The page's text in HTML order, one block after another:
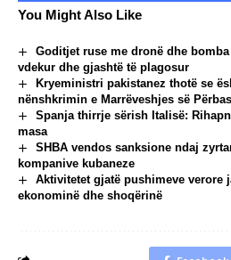
You Might Also Like
Goditjet ruse me dronë dhe
vdekur dhe gjashtë të plagosur
Kryeministri pakistanez thotë se
nënshkrimin e Marrëveshjes së
Spanja thirrje sërish Italisë:
masa
SHBA vendos sanksione ndaj
kompanive kubaneze
Aktivitetet gjatë pushimeve verore
ekonominë dhe shoqërinë